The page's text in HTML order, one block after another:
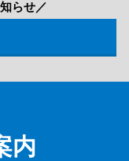
らせ／
内